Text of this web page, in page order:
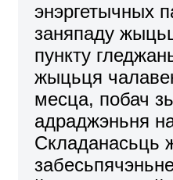
энэpгетычных
заняпаду
пункту
жыцьця
месца, побач
адраджэньня
Складанасьць